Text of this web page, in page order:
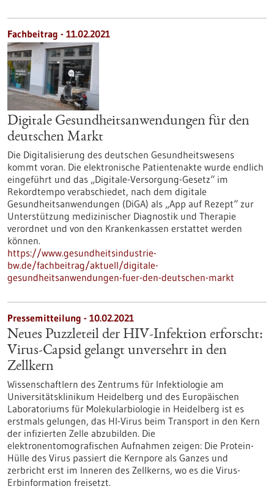
Fachbeitrag - 11.02.2021
Digitale Gesundheitsanwendungen für den
deutschen Markt
Die Digitalisierung des deutschen Gesundheitswesens
kommt voran. Die elektronische Patientenakte wurde endlich
eingeführt und das „Digitale-Versorgung-Gesetz“ im
Rekordtempo verabschiedet, nach dem digitale
Gesundheitsanwendungen (DiGA) als „App auf Rezept“ zur
Unterstützung medizinischer Diagnostik und Therapie
verordnet und von den Krankenkassen erstattet werden
können.
https://www.gesundheitsindustrie-
bw.de/fachbeitrag/aktuell/digitale-
gesundheitsanwendungen-fuer-den-deutschen-markt
Pressemitteilung - 10.02.2021
Neues Puzzleteil der HIV-Infektion erforscht:
Virus-Capsid gelangt unversehrt in den
Zellkern
Wissenschaftlern des Zentrums für Infektiologie am
Universitätsklinikum Heidelberg und des Europäischen
Laboratoriums für Molekularbiologie in Heidelberg ist es
erstmals gelungen, das HI-Virus beim Transport in den Kern
der infizierten Zelle abzubilden. Die
elektronentomografischen Aufnahmen zeigen: Die Protein-
Hülle des Virus passiert die Kernpore als Ganzes und
zerbricht erst im Inneren des Zellkerns, wo es die Virus-
Erbinformation freisetzt.